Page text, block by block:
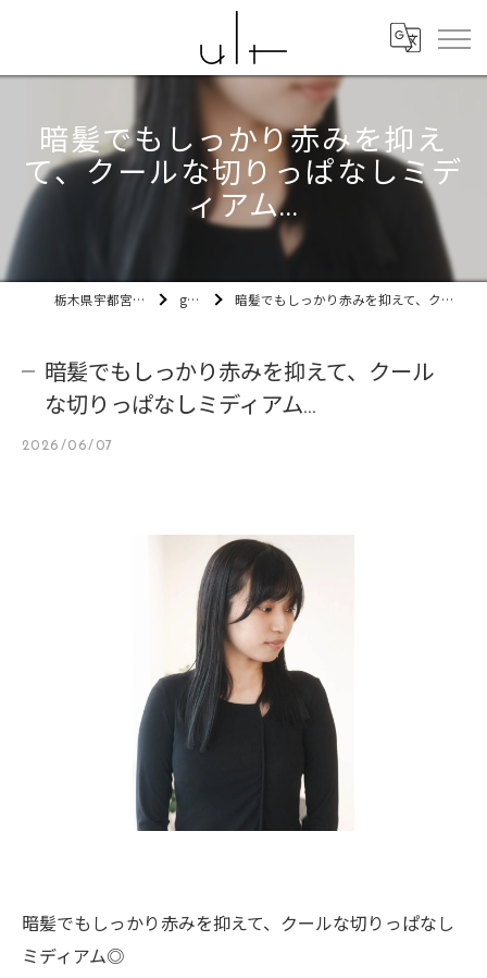
暗髪でもしっかり赤みを抑え
て、クールな切りっぱなしミデ
ィアム...
栃木県宇都宮市の美容室ult gallery 暗髪でもしっかり赤みを抑えて、クールな切りっぱなしミディアム...
暗髪でもしっかり赤みを抑えて、クール
な切りっぱなしミディアム...
2026/06/07
暗髪でもしっかり赤みを抑えて、クールな切りっぱなし
ミディアム◎